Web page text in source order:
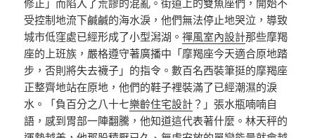
修正」而陷入了荒謬的混亂。街道上的雙魚座們，開始不
受控制地流下鹹鹹的海水淚，他們無法停止地哭泣，導致
城市低窪處已經形成了小型潟湖。禪風室內設計那些摩羯
座的上班族，嚴格遵守著廣播中「摩羯座今天適合原地踏
步，否則將失去襪子」的指令。數百名西裝筆挺的摩羯座
正整齊地站在原地，他們的鞋子裡裝滿了已經潮濕的淚
水。「負百分之八十七樂齡住宅設計 ？」張水瓶喃喃自
語，感到胃部一陣翻騰，他知道這代表著什麼。林天秤的